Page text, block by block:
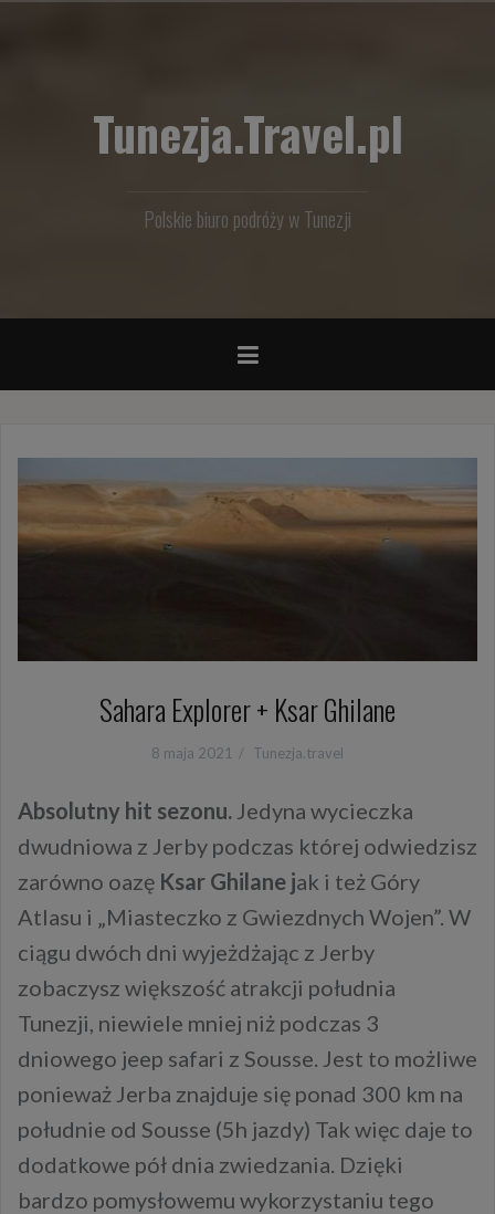
Tunezja.Travel.pl
Polskie biuro podróży w Tunezji
Sahara Explorer + Ksar Ghilane
8 maja 2021 Tunezja.travel
Absolutny hit sezonu. Jedyna wycieczka
dwudniowa z Jerby podczas której odwiedzisz
zarówno oazę Ksar Ghilane jak i też Góry
Atlasu i „Miasteczko z Gwiezdnych Wojen”. W
ciągu dwóch dni wyjeżdżając z Jerby
zobaczysz większość atrakcji południa
Tunezji, niewiele mniej niż podczas 3
dniowego jeep safari z Sousse. Jest to możliwe
ponieważ Jerba znajduje się ponad 300 km na
południe od Sousse (5h jazdy) Tak więc daje to
dodatkowe pół dnia zwiedzania. Dzięki
bardzo pomysłowemu wykorzystaniu tego